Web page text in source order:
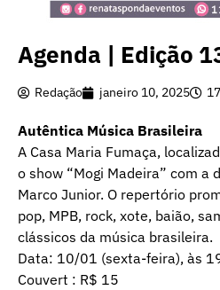
Agenda | Edição
Redação janeiro 10, 2025
Autêntica Música Brasileira
A Casa Maria Fumaça,
o show “Mogi Madeira” com a
Marco Junior. O repertório
pop, MPB, rock, xote, baião,
clássicos da música brasileira.
Data: 10/01 (sexta-feira), às
Couvert : R$ 15